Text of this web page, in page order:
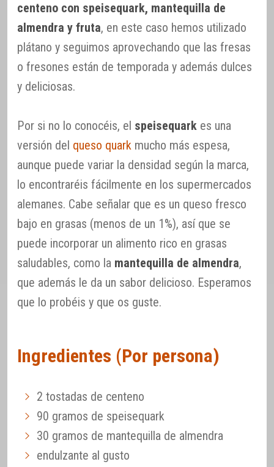
centeno con speisequark, mantequilla de
almendra y fruta, en este caso hemos utilizado
plátano y seguimos aprovechando que las fresas
o fresones están de temporada y además dulces
y deliciosas.
Por si no lo conocéis, el speisequark es una
versión del queso quark mucho más espesa,
aunque puede variar la densidad según la marca,
lo encontraréis fácilmente en los supermercados
alemanes. Cabe señalar que es un queso fresco
bajo en grasas (menos de un 1%), así que se
puede incorporar un alimento rico en grasas
saludables, como la mantequilla de almendra,
que además le da un sabor delicioso. Esperamos
que lo probéis y que os guste.
Ingredientes (Por persona)
2 tostadas de centeno
90 gramos de speisequark
30 gramos de mantequilla de almendra
endulzante al gusto